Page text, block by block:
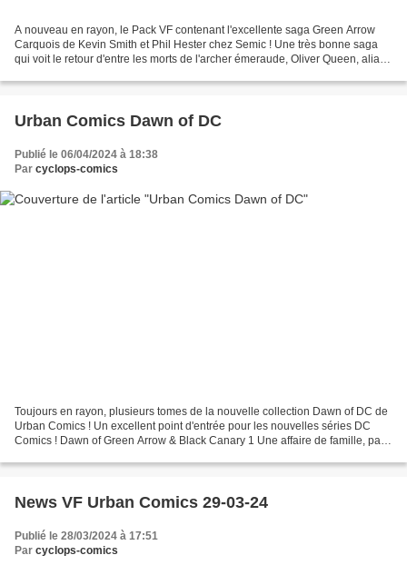
A nouveau en rayon, le Pack VF contenant l'excellente saga Green Arrow
Carquois de Kevin Smith et Phil Hester chez Semic ! Une très bonne saga
qui voit le retour d'entre les morts de l'archer émeraude, Oliver Queen, alias
Urban Comics Dawn of DC
Publié le 06/04/2024 à 18:38
Par cyclops-comics
Toujours en rayon, plusieurs tomes de la nouvelle collection Dawn of DC de
Urban Comics ! Un excellent point d'entrée pour les nouvelles séries DC
Comics ! Dawn of Green Arrow & Black Canary 1 Une affaire de famille, par
News VF Urban Comics 29-03-24
Publié le 28/03/2024 à 17:51
Par cyclops-comics